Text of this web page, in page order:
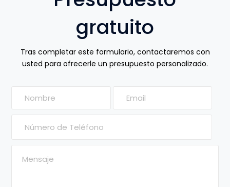
gratuito
Tras completar este formulario, contactaremos con
usted para ofrecerle un presupuesto personalizado.